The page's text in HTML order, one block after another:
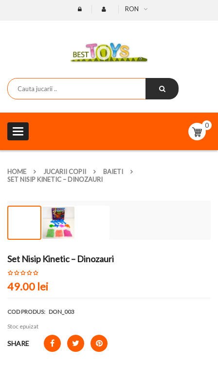
RON
Toggle
navigation
0
HOME JUCARII COPII
BAIETI
SET NISIP KINETIC – DINOZAURI
Set Nisip Kinetic – Dinozauri
49.00 lei
COD PRODUS: DON_003
Stoc epuizat
SHARE